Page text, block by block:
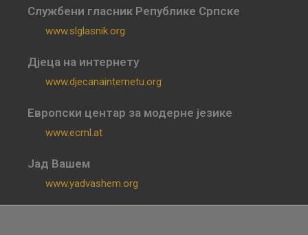
Службени гласник Републике Српске
www.slglasnik.org
Дјеца на интернету
www.djecanainternetu.org
Европски центар за модерне језике
www.ecml.at
Јад Вашем
www.yadvashem.org